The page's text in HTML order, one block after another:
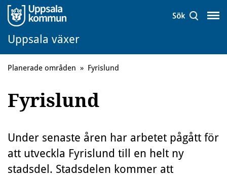
Uppsala växer
Planerade områden » Fyrislund
Fyrislund
Under senaste åren har arbetet pågått för
att utveckla Fyrislund till en helt ny
stadsdel. Stadsdelen kommer att